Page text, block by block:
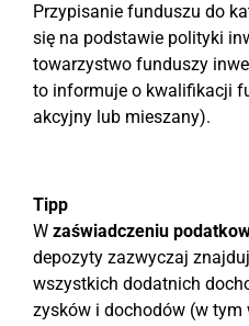
Przypisanie funduszu do
się na podstawie polityki
towarzystwo funduszy
to informuje o kwalifikacji
akcyjny lub mieszany).
Tipp
W zaświadczeniu
depozyty zazwyczaj
wszystkich dodatnich
zysków i dochodów (w tym